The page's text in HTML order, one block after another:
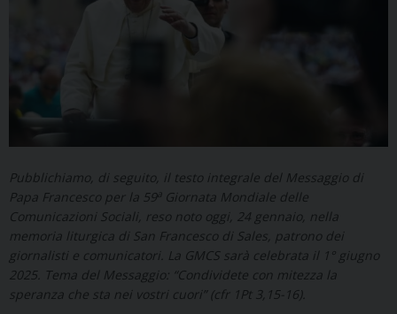
Pubblichiamo, di seguito, il testo integrale del Messaggio di
Papa Francesco per la 59a Giornata Mondiale delle
Comunicazioni Sociali, reso noto oggi, 24 gennaio, nella
memoria liturgica di San Francesco di Sales, patrono dei
giornalisti e comunicatori. La GMCS sarà celebrata il 1° giugno
2025. Tema del Messaggio: “Condividete con mitezza la
speranza che sta nei vostri cuori” (cfr 1Pt 3,15-16).